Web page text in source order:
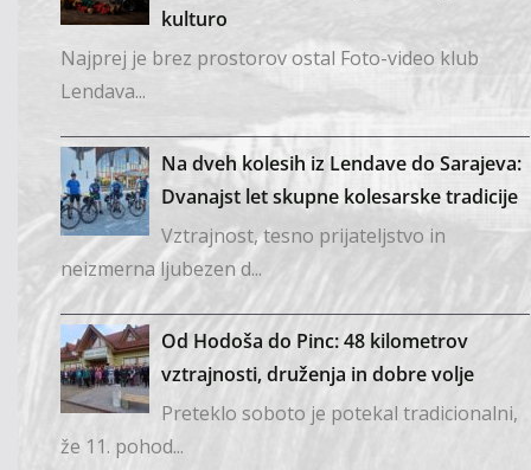
kulturo
Najprej je brez prostorov ostal Foto-video klub
Lendava...
Na dveh kolesih iz Lendave do Sarajeva:
Dvanajst let skupne kolesarske tradicije
Vztrajnost, tesno prijateljstvo in
neizmerna ljubezen d...
Od Hodoša do Pinc: 48 kilometrov
vztrajnosti, druženja in dobre volje
Preteklo soboto je potekal tradicionalni,
že 11. pohod...